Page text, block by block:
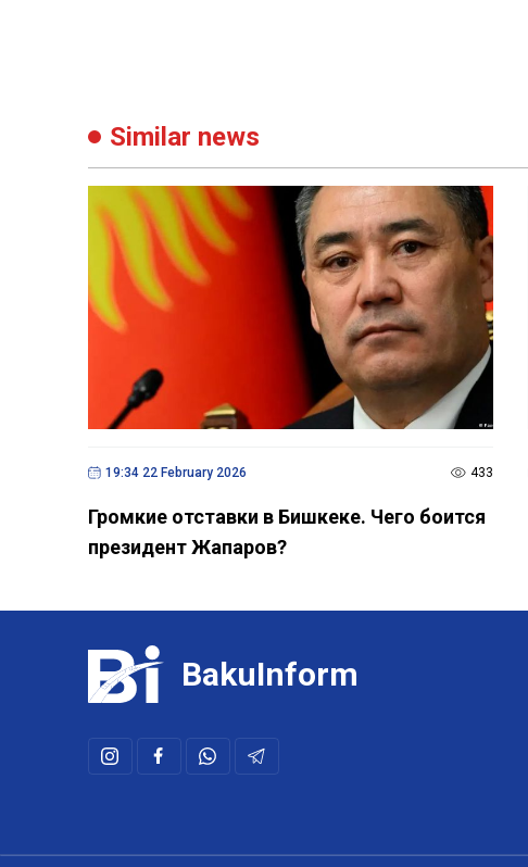
Similar news
19:34 22 February 2026 433
Громкие отставки в Бишкеке. Чего боится
президент Жапаров?
BakuInform